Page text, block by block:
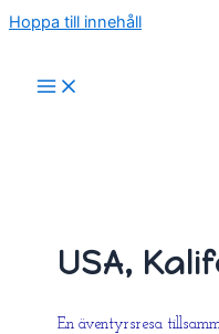
Hoppa till innehåll
USA,
En äventyrsresa